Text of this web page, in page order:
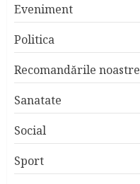
Eveniment
Politica
Recomandările noastre
Sanatate
Social
Sport